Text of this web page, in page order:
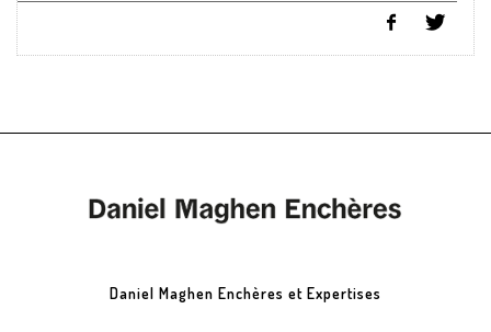
Daniel Maghen Enchères et Expertises